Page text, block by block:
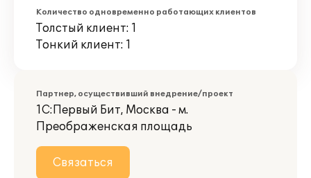
Количество одновременно работающих клиентов
Толстый клиент: 1
Тонкий клиент: 1
Партнер, осуществивший внедрение/проект
1С:Первый Бит, Москва - м.
Преображенская площадь
Связаться